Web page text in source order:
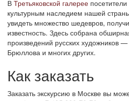
В Третьяковской галерее
культурным наследием нашей
увидеть множество шедевров,
известность. Здесь собрана
произведений русских художников
Брюллова и многих других.
Как заказать
Заказать экскурсию в Москве вы